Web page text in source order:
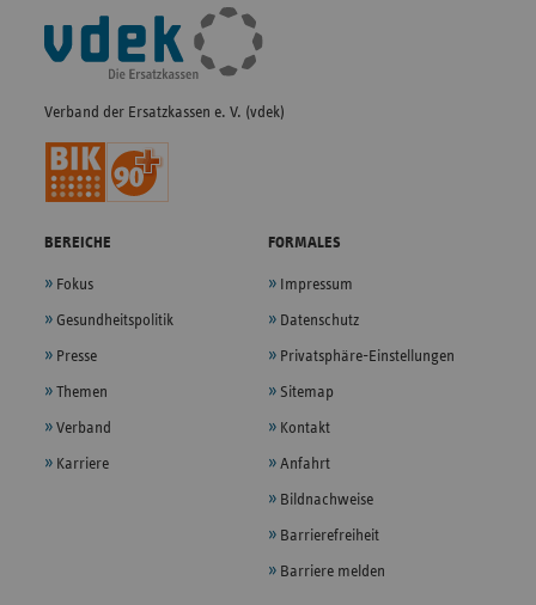
Fußleisten-
Navigation
Verband der Ersatzkassen e. V. (vdek)
BEREICHE
Fokus
Gesundheitspolitik
Presse
Themen
Verband
Karriere
FORMALES
Impressum
Datenschutz
Privatsphäre-Einstellungen
Sitemap
Kontakt
Anfahrt
Bildnachweise
Barrierefreiheit
Barriere melden